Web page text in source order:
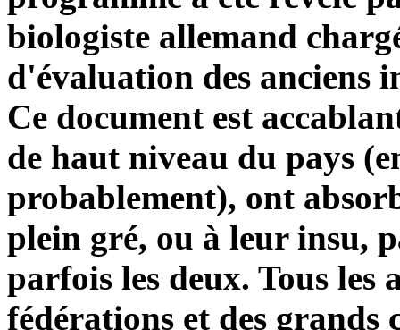
biologiste allemand
d'évaluation des anciens
Ce document est
de haut niveau du pays
probablement), ont
plein gré, ou à leur insu,
parfois les deux. Tous les
fédérations et des grands